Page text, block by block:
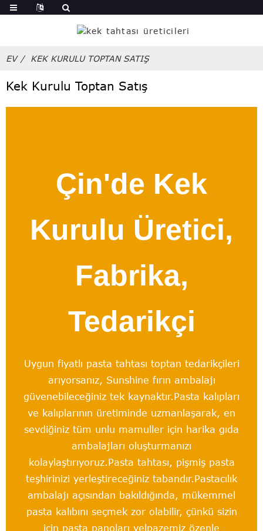
EV KEK KURULU TOPTAN SATIŞ
Kek Kurulu Toptan Satış
Çin'de Kek
Kurulu Üretici,
Fabrika,
Tedarikçi
Uygun fiyatlı pasta tahtası toptan tedarikçileri
arıyorsanız, Sunshine fırın ambalajı
güvenebileceğiniz tek kaynaktır.Pasta kalıpları
ve kalıplarının üretiminde uzmanlaşarak, en
sevdiğiniz tüm unlu mamuller için harika gıda
ambalajları oluşturmanızı
kolaylaştırıyoruz.Pasta tahtası, pişmiş pasta
teşhirinizi yerleştireceğiniz tabandır.Pastacılık
ambalajı açısından bakıldığında, mükemmel
pasta kalıbını seçmek zor olabilir, çünkü sizin
için pasta panoları yelpazemiz özenle